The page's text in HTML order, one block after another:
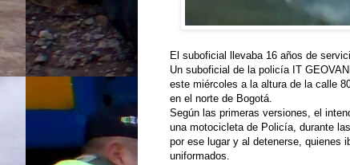
El suboficial llevaba 16 años de
Un suboficial de la policía IT
este miércoles a la altura de la calle
en el norte de Bogotá.
Según las primeras versiones, el
una motocicleta de Policía, durante
por ese lugar y al detenerse, quienes
uniformados.